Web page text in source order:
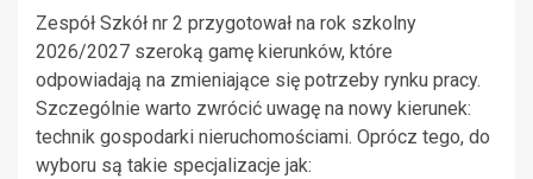
Zespół Szkół nr 2 przygotował na rok szkolny
2026/2027 szeroką gamę kierunków, które
odpowiadają na zmieniające się potrzeby rynku pracy.
Szczególnie warto zwrócić uwagę na nowy kierunek:
technik gospodarki nieruchomościami. Oprócz tego, do
wyboru są takie specjalizacje jak: